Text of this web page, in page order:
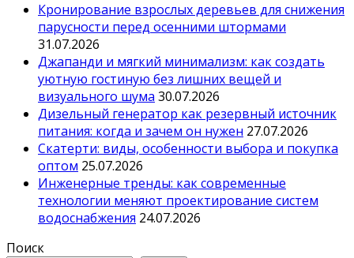
Кронирование взрослых деревьев для снижения
парусности перед осенними штормами
31.07.2026
Джапанди и мягкий минимализм: как создать
уютную гостиную без лишних вещей и
визуального шума 30.07.2026
Дизельный генератор как резервный источник
питания: когда и зачем он нужен 27.07.2026
Скатерти: виды, особенности выбора и покупка
оптом 25.07.2026
Инженерные тренды: как современные
технологии меняют проектирование систем
водоснабжения 24.07.2026
Поиск